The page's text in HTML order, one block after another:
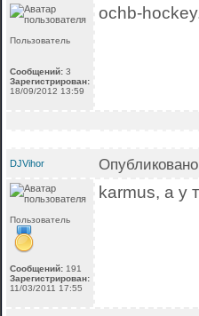
Пользователь
Сообщений: 3
Зарегистрирован:
18/09/2012 13:59
ochb-
DJVihor
Пользователь
Сообщений: 191
Зарегистрирован:
11/03/2011 17:55
karmus, а у